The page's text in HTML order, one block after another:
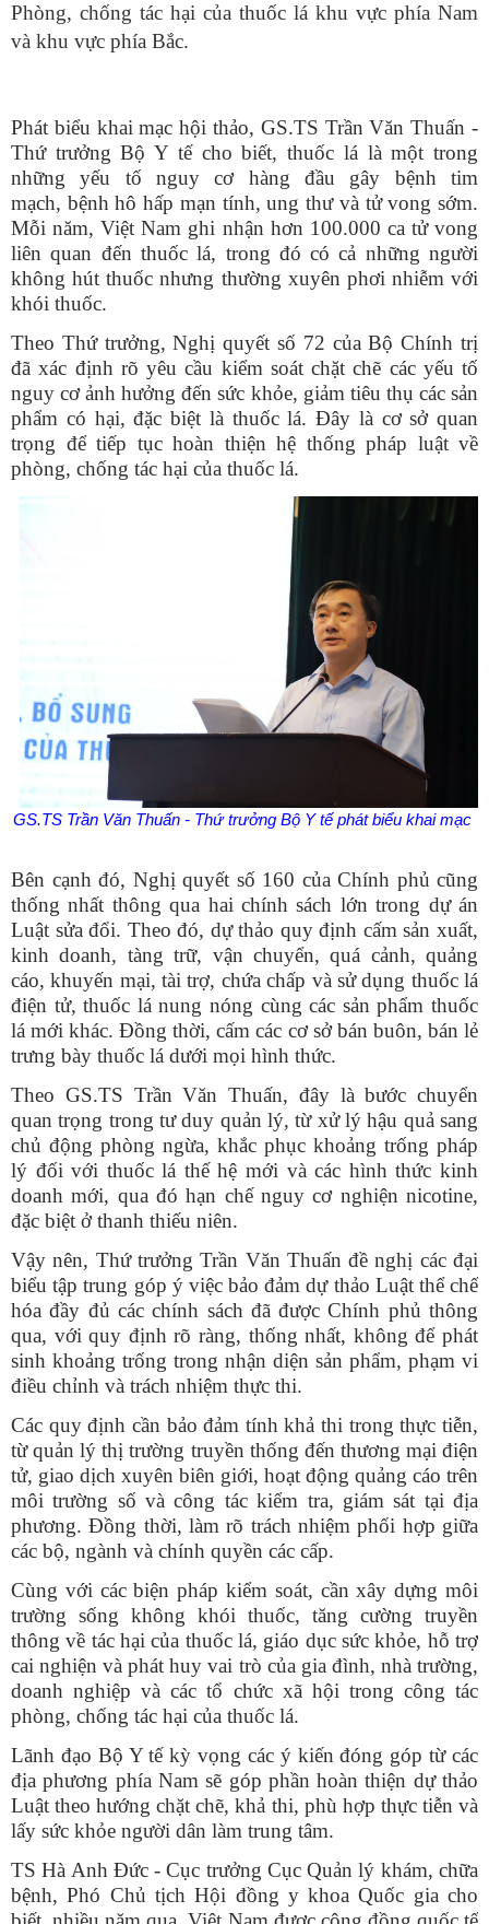
Phòng, chống tác hại của thuốc lá khu vực phía Nam
và khu vực phía Bắc.
Phát biểu khai mạc hội thảo, GS.TS Trần Văn Thuấn -
Thứ trưởng Bộ Y tế cho biết, thuốc lá là một trong
những yếu tố nguy cơ hàng đầu gây bệnh tim
mạch, bệnh hô hấp mạn tính, ung thư và tử vong sớm.
Mỗi năm, Việt Nam ghi nhận hơn 100.000 ca tử vong
liên quan đến thuốc lá, trong đó có cả những người
không hút thuốc nhưng thường xuyên phơi nhiễm với
khói thuốc.
Theo Thứ trưởng, Nghị quyết số 72 của Bộ Chính trị
đã xác định rõ yêu cầu kiểm soát chặt chẽ các yếu tố
nguy cơ ảnh hưởng đến sức khỏe, giảm tiêu thụ các sản
phẩm có hại, đặc biệt là thuốc lá. Đây là cơ sở quan
trọng để tiếp tục hoàn thiện hệ thống pháp luật về
phòng, chống tác hại của thuốc lá.
GS.TS Trần Văn Thuấn - Thứ trưởng Bộ Y tế phát biểu khai mạc
Bên cạnh đó, Nghị quyết số 160 của Chính phủ cũng
thống nhất thông qua hai chính sách lớn trong dự án
Luật sửa đổi. Theo đó, dự thảo quy định cấm sản xuất,
kinh doanh, tàng trữ, vận chuyển, quá cảnh, quảng
cáo, khuyến mại, tài trợ, chứa chấp và sử dụng thuốc lá
điện tử, thuốc lá nung nóng cùng các sản phẩm thuốc
lá mới khác. Đồng thời, cấm các cơ sở bán buôn, bán lẻ
trưng bày thuốc lá dưới mọi hình thức.
Theo GS.TS Trần Văn Thuấn, đây là bước chuyển
quan trọng trong tư duy quản lý, từ xử lý hậu quả sang
chủ động phòng ngừa, khắc phục khoảng trống pháp
lý đối với thuốc lá thế hệ mới và các hình thức kinh
doanh mới, qua đó hạn chế nguy cơ nghiện nicotine,
đặc biệt ở thanh thiếu niên.
Vậy nên, Thứ trưởng Trần Văn Thuấn đề nghị các đại
biểu tập trung góp ý việc bảo đảm dự thảo Luật thể chế
hóa đầy đủ các chính sách đã được Chính phủ thông
qua, với quy định rõ ràng, thống nhất, không để phát
sinh khoảng trống trong nhận diện sản phẩm, phạm vi
điều chỉnh và trách nhiệm thực thi.
Các quy định cần bảo đảm tính khả thi trong thực tiễn,
từ quản lý thị trường truyền thống đến thương mại điện
tử, giao dịch xuyên biên giới, hoạt động quảng cáo trên
môi trường số và công tác kiểm tra, giám sát tại địa
phương. Đồng thời, làm rõ trách nhiệm phối hợp giữa
các bộ, ngành và chính quyền các cấp.
Cùng với các biện pháp kiểm soát, cần xây dựng môi
trường sống không khói thuốc, tăng cường truyền
thông về tác hại của thuốc lá, giáo dục sức khỏe, hỗ trợ
cai nghiện và phát huy vai trò của gia đình, nhà trường,
doanh nghiệp và các tổ chức xã hội trong công tác
phòng, chống tác hại của thuốc lá.
Lãnh đạo Bộ Y tế kỳ vọng các ý kiến đóng góp từ các
địa phương phía Nam sẽ góp phần hoàn thiện dự thảo
Luật theo hướng chặt chẽ, khả thi, phù hợp thực tiễn và
lấy sức khỏe người dân làm trung tâm.
TS Hà Anh Đức - Cục trưởng Cục Quản lý khám, chữa
bệnh, Phó Chủ tịch Hội đồng y khoa Quốc gia cho